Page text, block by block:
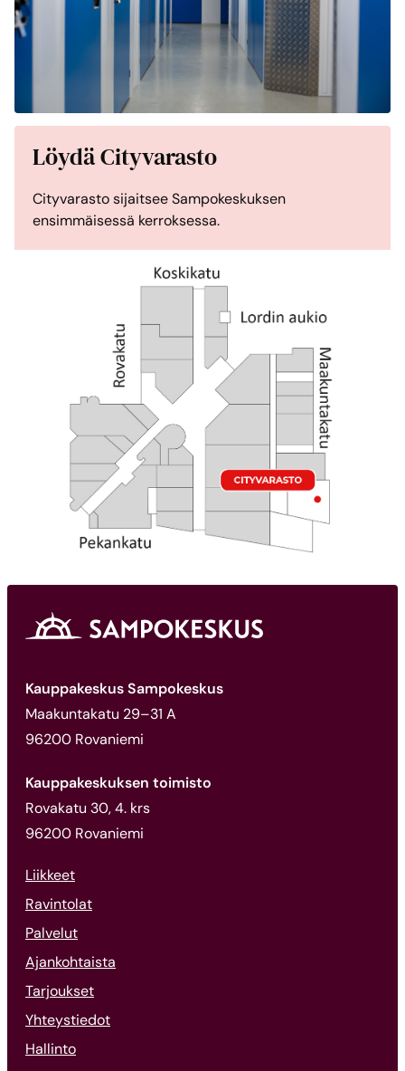
Löydä Cityvarasto
Cityvarasto sijaitsee Sampokeskuksen
ensimmäisessä kerroksessa.
Kauppakeskus Sampokeskus
Maakuntakatu 29–31 A
96200 Rovaniemi
Kauppakeskuksen toimisto
Rovakatu 30, 4. krs
96200 Rovaniemi
Liikkeet
Ravintolat
Palvelut
Ajankohtaista
Tarjoukset
Yhteystiedot
Hallinto